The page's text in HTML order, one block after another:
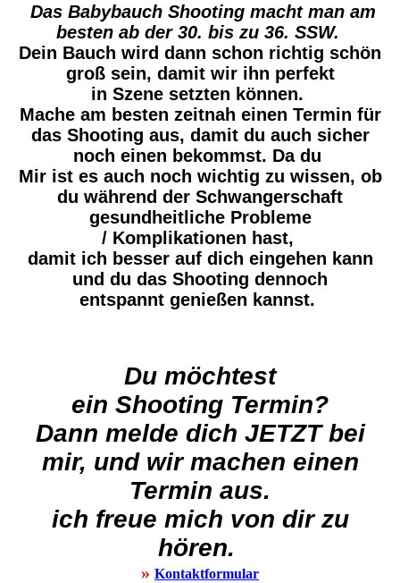
Das Babybauch Shooting macht man am
besten ab der 30. bis zu 36. SSW.
Dein Bauch wird dann schon richtig schön
groß sein, damit wir ihn perfekt
in Szene setzten können.
Mache am besten zeitnah einen Termin für
das Shooting aus, damit du auch sicher
noch einen bekommst. Da du
Mir ist es auch noch wichtig zu wissen, ob
du während der Schwangerschaft
gesundheitliche Probleme
/ Komplikationen hast,
damit ich besser auf dich eingehen kann
und du das Shooting dennoch
entspannt genießen kannst.
Du möchtest
ein Shooting Termin?
Dann melde dich JETZTbei
mir, und wir machen einen
Termin aus.
ich freue mich von dir zu
hören.
» Kontaktformular